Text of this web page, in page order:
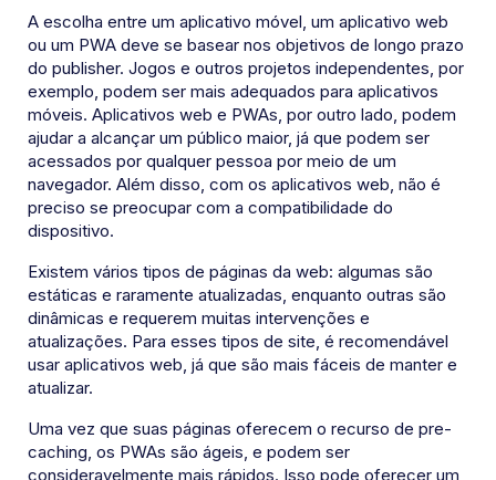
A escolha entre um aplicativo móvel, um aplicativo web
ou um PWA deve se basear nos objetivos de longo prazo
do publisher. Jogos e outros projetos independentes, por
exemplo, podem ser mais adequados para aplicativos
móveis. Aplicativos web e PWAs, por outro lado, podem
ajudar a alcançar um público maior, já que podem ser
acessados por qualquer pessoa por meio de um
navegador. Além disso, com os aplicativos web, não é
preciso se preocupar com a compatibilidade do
dispositivo.
Existem vários tipos de páginas da web: algumas são
estáticas e raramente atualizadas, enquanto outras são
dinâmicas e requerem muitas intervenções e
atualizações. Para esses tipos de site, é recomendável
usar aplicativos web, já que são mais fáceis de manter e
atualizar.
Uma vez que suas páginas oferecem o recurso de pre-
caching, os PWAs são ágeis, e podem ser
consideravelmente mais rápidos. Isso pode oferecer um